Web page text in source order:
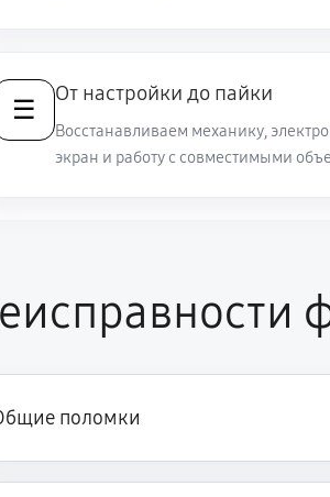
☰
От настройки до пайки
Восстанавливаем механику,
экран и работу с совместимыми
поломки